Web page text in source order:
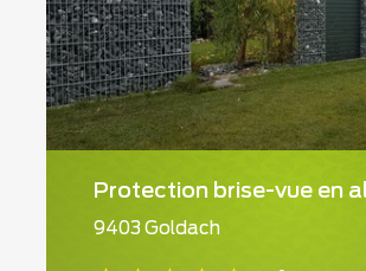
Protection brise-vue en
9403 Goldach